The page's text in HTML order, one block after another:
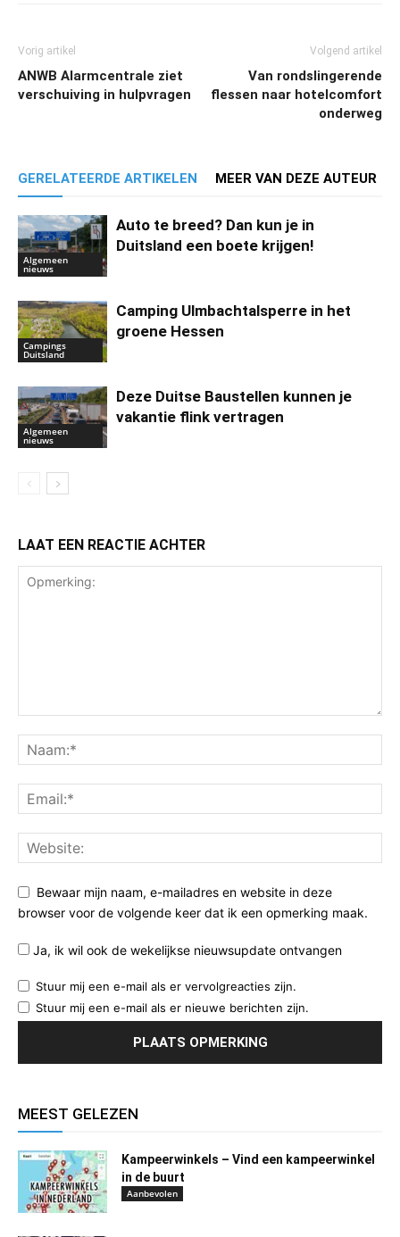
Vorig artikel
ANWB Alarmcentrale ziet
verschuiving in hulpvragen
Volgend artikel
Van rondslingerende
flessen naar hotelcomfort
onderweg
GERELATEERDE ARTIKELEN MEER VAN DEZE AUTEUR
Algemeen
nieuws
Auto te breed? Dan kun je in
Duitsland een boete krijgen!
Campings
Duitsland
Camping Ulmbachtalsperre in het
groene Hessen
Algemeen
nieuws
Deze Duitse Baustellen kunnen je
vakantie flink vertragen
LAAT EEN REACTIE ACHTER
Bewaar mijn naam, e-mailadres en website in deze
browser voor de volgende keer dat ik een opmerking maak.
Ja, ik wil ook de wekelijkse nieuwsupdate ontvangen
Stuur mij een e-mail als er vervolgreacties zijn.
Stuur mij een e-mail als er nieuwe berichten zijn.
MEEST GELEZEN
Kampeerwinkels – Vind een kampeerwinkel
in de buurt
Aanbevolen